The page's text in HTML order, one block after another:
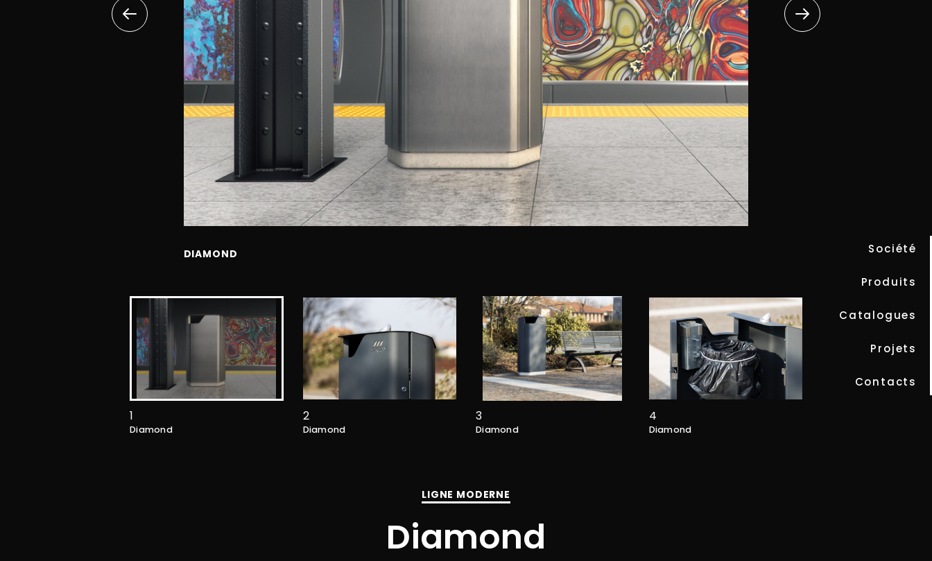
Société
Produits
Catalogues
Projets
Contacts
DIAMOND
1
Diamond
2
Diamond
3
Diamond
4
Diamond
LIGNE MODERNE
Diamond